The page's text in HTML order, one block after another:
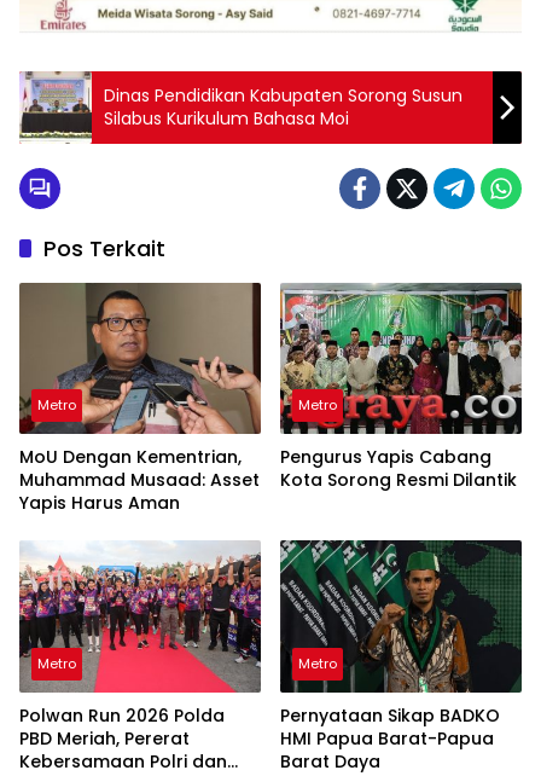
Dinas Pendidikan Kabupaten Sorong Susun
Silabus Kurikulum Bahasa Moi
Pos Terkait
Metro
MoU Dengan Kementrian,
Muhammad Musaad: Asset
Yapis Harus Aman
Metro
Pengurus Yapis Cabang
Kota Sorong Resmi Dilantik
Metro
Polwan Run 2026 Polda
PBD Meriah, Pererat
Kebersamaan Polri dan
Metro
Pernyataan Sikap BADKO
HMI Papua Barat-Papua
Barat Daya